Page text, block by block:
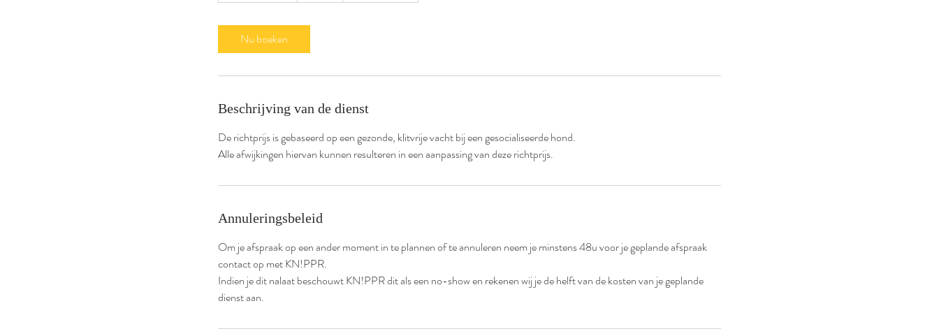
0
.
Nu boeken
Beschrijving van de dienst
De richtprijs is gebaseerd op een gezonde, klitvrije vacht bij een gesocialiseerde hond.
Alle afwijkingen hiervan kunnen resulteren in een aanpassing van deze richtprijs.
Annuleringsbeleid
Om je afspraak op een ander moment in te plannen of te annuleren neem je minstens 48u voor je geplande afspraak
contact op met KN!PPR.
Indien je dit nalaat beschouwt KN!PPR dit als een no-show en rekenen wij je de helft van de kosten van je geplande
dienst aan.